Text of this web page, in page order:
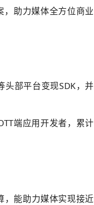
助力媒体全方位商业
头部平台变现SDK，并
端应用开发者，累计
，能助力媒体实现接近